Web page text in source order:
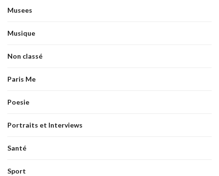
Musees
Musique
Non classé
Paris Me
Poesie
Portraits et Interviews
Santé
Sport